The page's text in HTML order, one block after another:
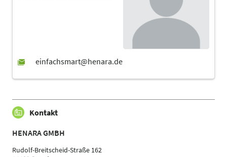
Kontakt
HENARA GMBH
Rudolf-Breitscheid-Straße 162